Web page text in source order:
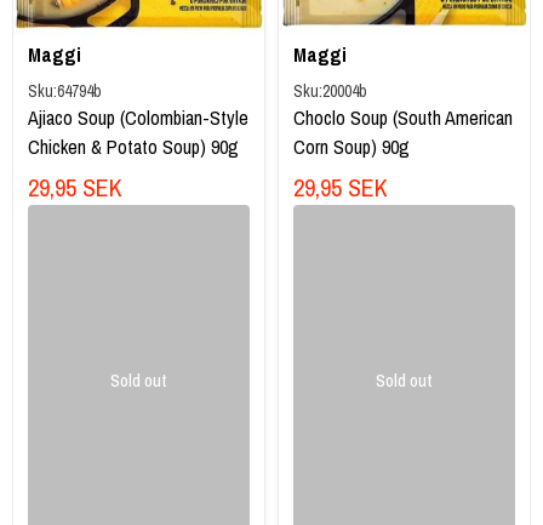
Maggi
Sku:64794b
Ajiaco Soup (Colombian-Style
Chicken & Potato Soup) 90g
29,95 SEK
Sold out
Maggi
Sku:20004b
Choclo Soup (South American
Corn Soup) 90g
29,95 SEK
Sold out